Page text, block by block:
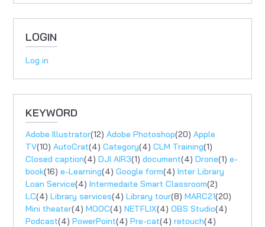
LOGIN
Log in
KEYWORD
Adobe Illustrator(12) Adobe Photoshop(20) Apple
TV(10) AutoCrat(4) Category(4) CLM Training(1)
Closed caption(4) DJI AIR3(1) document(4) Drone(1) e-
book(16) e-Learning(4) Google form(4) Inter Library
Loan Service(4) Intermedaite Smart Classroom(2)
LC(4) Library services(4) Library tour(8) MARC21(20)
Mini theater(4) MOOC(4) NETFLIX(4) OBS Studio(4)
Podcast(4) PowerPoint(4) Pre-cat(4) retouch(4)